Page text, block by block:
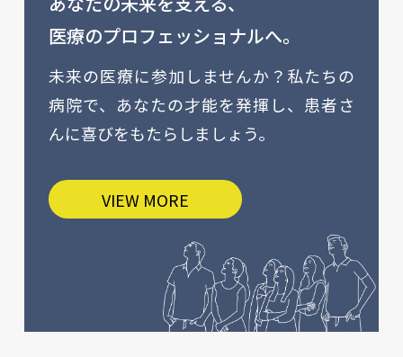
医療のプロフェッショナルへ。
未来の医療に参加しませんか？私たちの
病院で、あなたの才能を発揮し、患者さ
んに喜びをもたらしましょう。
VIEW MORE